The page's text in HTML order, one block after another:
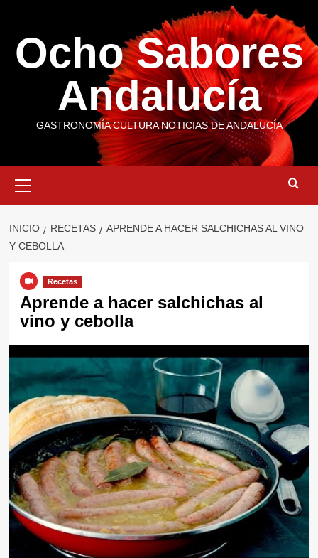
contenido
Ocho Sabores
Andalucía
GASTRONOMÍA CULTURA NOTICIAS DE ANDALUCÍA
primario
INICIO RECETAS
APRENDE A HACER SALCHICHAS AL VINO
Y CEBOLLA
Recetas
Aprende a hacer salchichas al
vino y cebolla